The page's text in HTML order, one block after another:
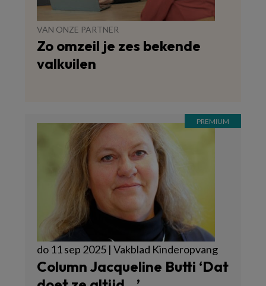
VAN ONZE PARTNER
Zo omzeil je zes bekende
valkuilen
do 11 sep 2025 | Vakblad Kinderopvang
Column Jacqueline Butti ‘Dat